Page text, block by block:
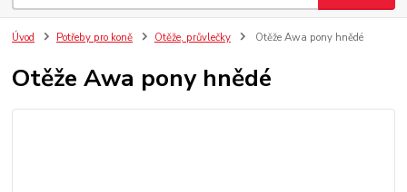
Úvod Potřeby pro koně Otěže, průvlečky Otěže Awa pony hnědé
Otěže Awa pony hnědé